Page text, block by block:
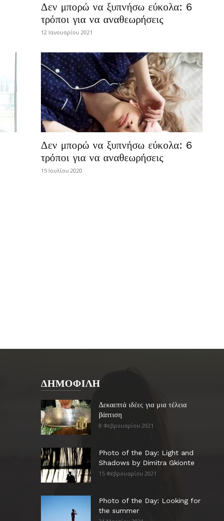
Δεν μπορώ να ξυπνήσω εύκολα: 6
τρόποι για να αναθεωρήσεις
12 Ιανουαρίου 2021
Δεν μπορώ να ξυπνήσω εύκολα: 6
τρόποι για να αναθεωρήσεις
15 Ιουλίου 2020
ΔΗΜΟΦΙΛΗ
Δεκαεπτά ιδέες για μια τέλεια
βάπτιση
8 Φεβρουαρίου 2021
Photo of the Day: Light and
Shadows by Dimitra Gkionte
15 Φεβρουαρίου 2021
Photo of the Day: Looking for
the summer